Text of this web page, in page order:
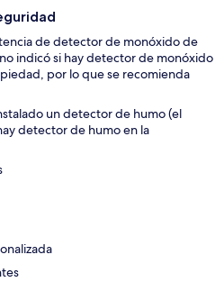
de detector de monóxido de
indicó si hay detector de monóxido
por lo que se recomienda
un detector de humo (el
detector de humo en la